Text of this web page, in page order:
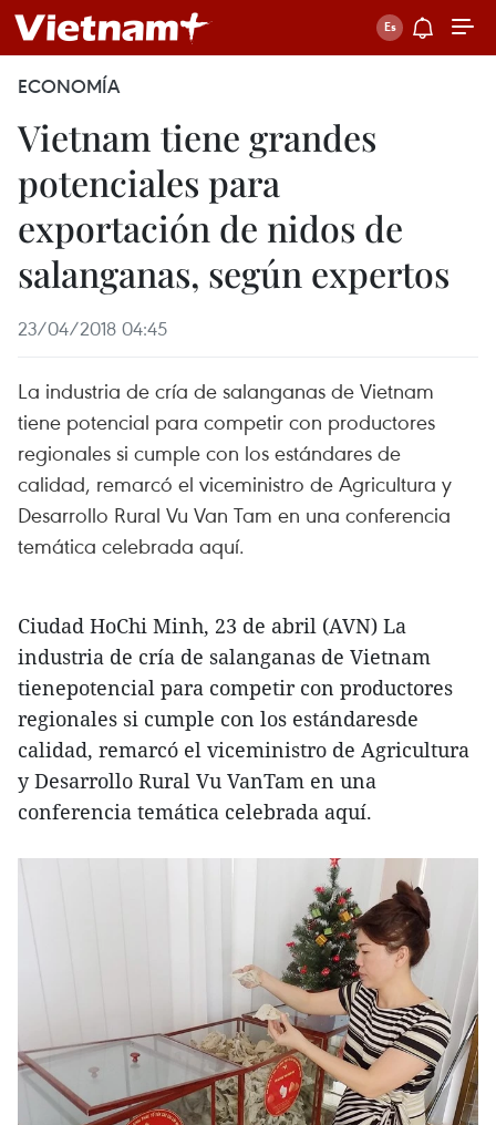
ECONOMÍA
Vietnam tiene grandes
potenciales para
exportación de nidos de
salanganas, según expertos
23/04/2018 04:45
La industria de cría de salanganas de Vietnam
tiene potencial para competir con productores
regionales si cumple con los estándares de
calidad, remarcó el viceministro de Agricultura y
Desarrollo Rural Vu Van Tam en una conferencia
temática celebrada aquí.
Ciudad HoChi Minh, 23 de abril (AVN) La
industria de cría de salanganas de Vietnam
tienepotencial para competir con productores
regionales si cumple con los estándaresde
calidad, remarcó el viceministro de Agricultura
y Desarrollo Rural Vu VanTam en una
conferencia temática celebrada aquí.